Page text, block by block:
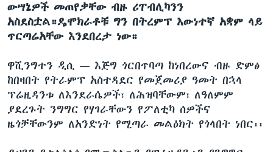
ውሣኔዎች መጠየቃቸው ብዙ ሪፐብሊካንን
አስደስቷል።ዴሞክራቶቹ ግን በትረምፕ እውነተኛ አቋም ላይ
ጥርጣሬአቸው እንደበረታ ነው።
ዋሺንግተን ዲሲ — እጅግ ጎርበጥባጣ ከነበረውና ብዙ ድምፅ
ከበዛበት የትራምፕ አስተዳደር የመጀመሪያ ዓመት በኋላ
ፕሬዚዳንቱ ለእንደራሴዎች፣ ለሕዝባቸውም፣ ለዓለምም
ያደረጉት ንግግር የሃገራቸውን የፖለቲካ ሰዎችና
ዜጎቻቸውንም ለአንድነት የሚጣራ መልዕክት የጎላበት ነበር፡፡